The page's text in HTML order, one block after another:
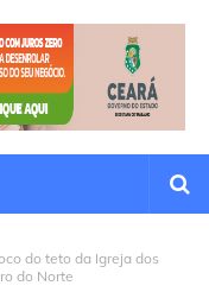
do teto da Igreja dos
do Norte